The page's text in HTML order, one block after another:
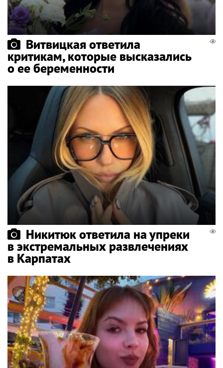
Витвицкая ответила
критикам, которые высказались
о ее беременности
Никитюк ответила на упреки
в экстремальных развлечениях
в Карпатах